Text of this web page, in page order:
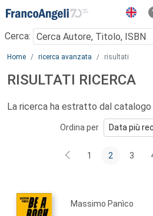
Menu
Cerca:
Main content
Home ricerca avanzata risultati
RISULTATI RICERCA
La ricerca ha estratto dal catalogo
Ordina per
1 2 3
Massimo Panìco